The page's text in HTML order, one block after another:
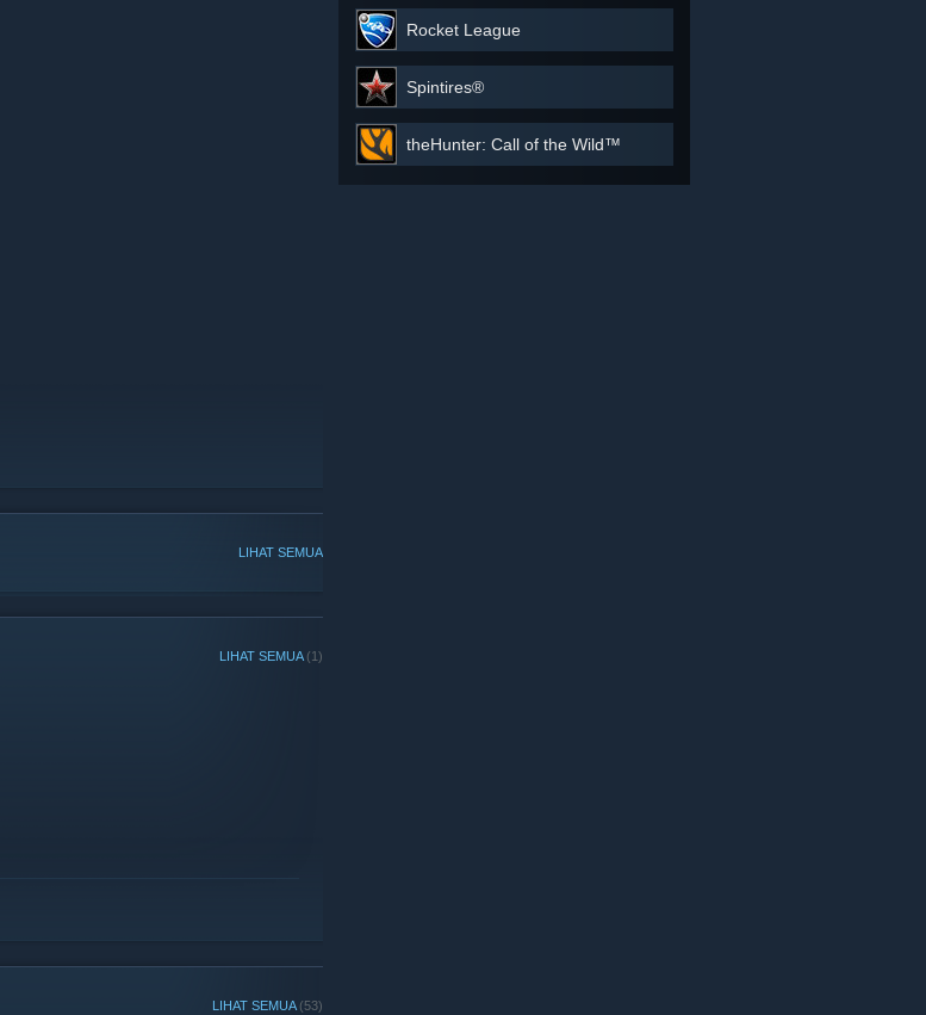
LIHAT SEMUA
LIHAT SEMUA(1)
LIHAT SEMUA(53)
Rocket League
Spintires®
theHunter: Call of the Wild™